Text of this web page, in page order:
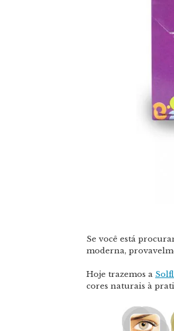
Se você está
moderna,
Hoje trazemos a
cores naturais à